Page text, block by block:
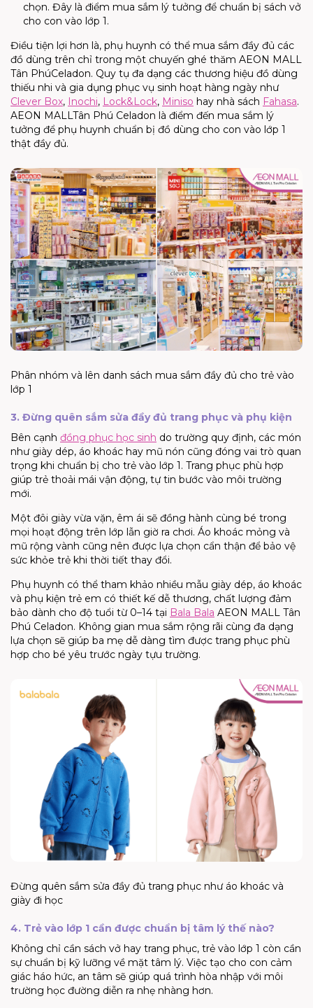
chọn. Đây là điểm mua sắm lý tưởng để chuẩn bị sách vở
cho con vào lớp 1.
Điều tiện lợi hơn là, phụ huynh có thể mua sắm đầy đủ các
đồ dùng trên chỉ trong một chuyến ghé thăm AEON MALL
Tân PhúCeladon. Quy tụ đa dạng các thương hiệu đồ dùng
thiếu nhi và gia dụng phục vụ sinh hoạt hàng ngày như
Clever Box, Inochi, Lock&Lock, Miniso hay nhà sách Fahasa.
AEON MALLTân Phú Celadon là điểm đến mua sắm lý
tưởng để phụ huynh chuẩn bị đồ dùng cho con vào lớp 1
thật đầy đủ.
Phân nhóm và lên danh sách mua sắm đầy đủ cho trẻ vào
lớp 1
3. Đừng quên sắm sửa đầy đủ trang phục và phụ kiện
Bên cạnh đồng phục học sinh do trường quy định, các món
như giày dép, áo khoác hay mũ nón cũng đóng vai trò quan
trọng khi chuẩn bị cho trẻ vào lớp 1. Trang phục phù hợp
giúp trẻ thoải mái vận động, tự tin bước vào môi trường
mới.
Một đôi giày vừa vặn, êm ái sẽ đồng hành cùng bé trong
mọi hoạt động trên lớp lẫn giờ ra chơi. Áo khoác mỏng và
mũ rộng vành cũng nên được lựa chọn cẩn thận để bảo vệ
sức khỏe trẻ khi thời tiết thay đổi.
Phụ huynh có thể tham khảo nhiều mẫu giày dép, áo khoác
và phụ kiện trẻ em có thiết kế dễ thương, chất lượng đảm
bảo dành cho độ tuổi từ 0–14 tại Bala Bala AEON MALL Tân
Phú Celadon. Không gian mua sắm rộng rãi cùng đa dạng
lựa chọn sẽ giúp ba mẹ dễ dàng tìm được trang phục phù
hợp cho bé yêu trước ngày tựu trường.
Đừng quên sắm sửa đầy đủ trang phục như áo khoác và
giày đi học
4. Trẻ vào lớp 1 cần được chuẩn bị tâm lý thế nào?
Không chỉ cần sách vở hay trang phục, trẻ vào lớp 1 còn cần
sự chuẩn bị kỹ lưỡng về mặt tâm lý. Việc tạo cho con cảm
giác háo hức, an tâm sẽ giúp quá trình hòa nhập với môi
trường học đường diễn ra nhẹ nhàng hơn.